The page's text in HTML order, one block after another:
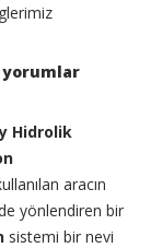
yorumlar
Hidrolik
aracın
yönlendiren bir
sistemi bir nevi